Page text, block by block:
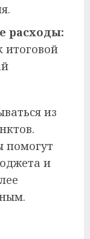
расходы:
итоговой
из
помогут
и